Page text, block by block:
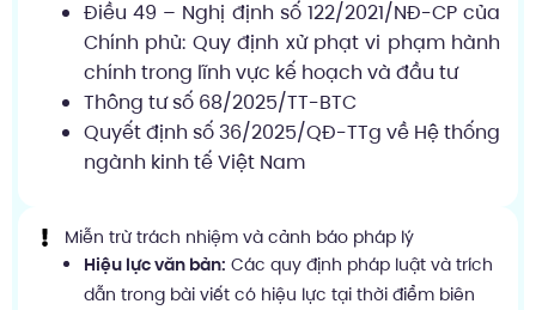
Điều 49 – Nghị định số 122/2021/NĐ-CP của
Chính phủ: Quy định xử phạt vi phạm hành
chính trong lĩnh vực kế hoạch và đầu tư
Thông tư số 68/2025/TT-BTC
Quyết định số 36/2025/QĐ-TTg về Hệ thống
ngành kinh tế Việt Nam
Miễn trừ trách nhiệm và cảnh báo pháp lý
Hiệu lực văn bản: Các quy định pháp luật và trích
dẫn trong bài viết có hiệu lực tại thời điểm biên